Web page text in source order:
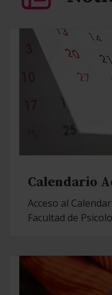
Calendario
Acceso al
Facultad de